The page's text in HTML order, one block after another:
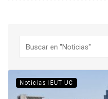
Noticias IEUT UC